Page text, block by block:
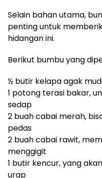
Selain bahan utama,
penting untuk
hidangan ini.
Berikut bumbu yang
½ butir kelapa agak
1 potong terasi bakar,
sedap
2 buah cabai merah,
pedas
2 buah cabai rawit,
menggigit
1 butir kencur, yang
urap